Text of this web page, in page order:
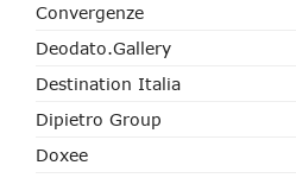
Convergenze
Deodato.Gallery
Destination Italia
Dipietro Group
Doxee